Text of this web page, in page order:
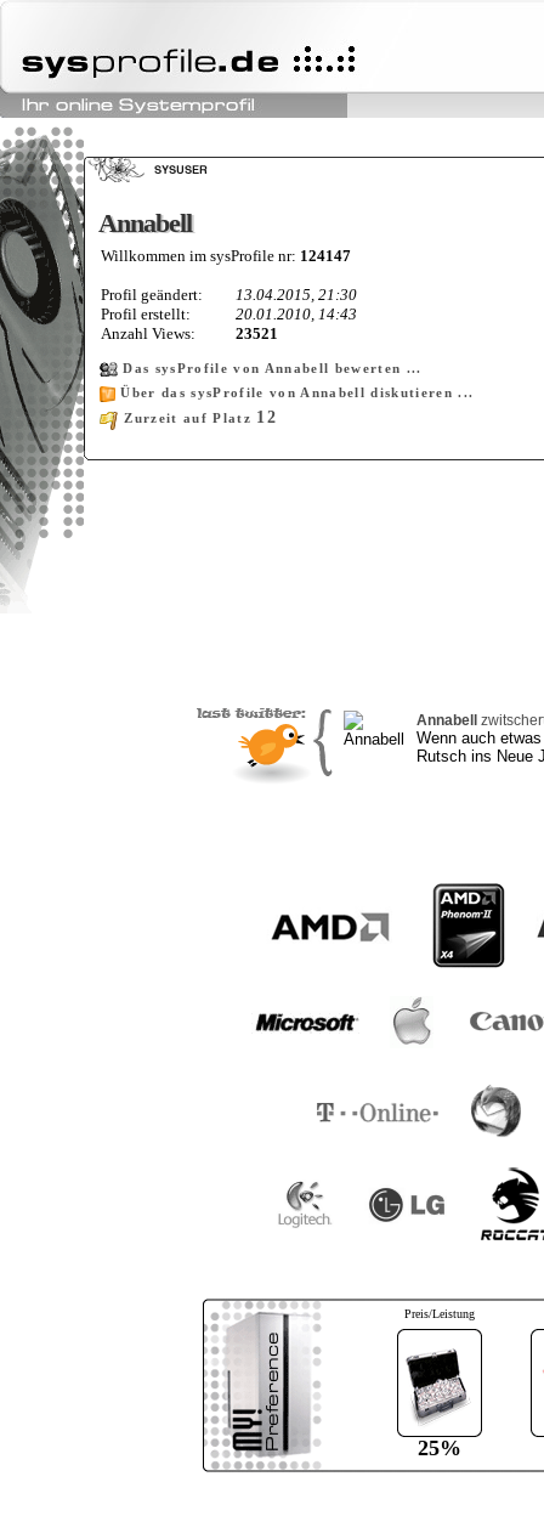
Annabell
Annabell
Willkommen im sysProfile nr: 124147
Profil geändert:
13.04.2015, 21:30
Profil erstellt:
20.01.2010, 14:43
Anzahl Views:
23521
Das sysProfile von Annabell bewerten ...
Über das sysProfile von Annabell diskutieren ...
Zurzeit auf Platz 12
Annabell
Wenn auch
Rutsch ins Neue
Preis/Leistung
25%